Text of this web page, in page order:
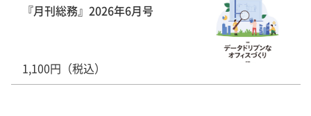
『月刊総務』2026年6月号
1,100円（税込）